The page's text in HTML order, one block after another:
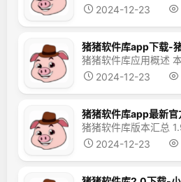
2024-12-23
2024-12-23
2024-12-23